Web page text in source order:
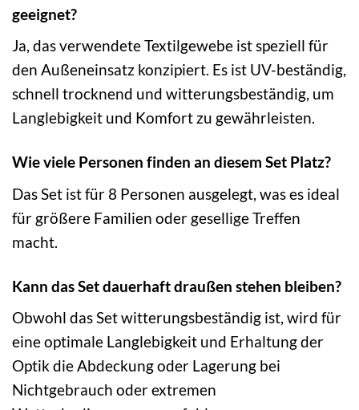
geeignet?
Ja, das verwendete Textilgewebe ist speziell für
den Außeneinsatz konzipiert. Es ist UV-beständig,
schnell trocknend und witterungsbeständig, um
Langlebigkeit und Komfort zu gewährleisten.
Wie viele Personen finden an diesem Set Platz?
Das Set ist für 8 Personen ausgelegt, was es ideal
für größere Familien oder gesellige Treffen
macht.
Kann das Set dauerhaft draußen stehen bleiben?
Obwohl das Set witterungsbeständig ist, wird für
eine optimale Langlebigkeit und Erhaltung der
Optik die Abdeckung oder Lagerung bei
Nichtgebrauch oder extremen